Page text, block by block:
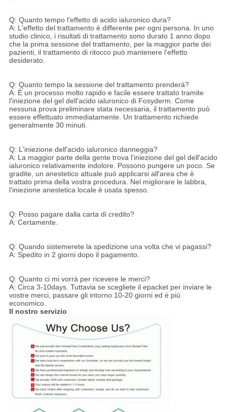
Q: Quanto tempo l'effetto di acido ialuronico dura?
A: L'effetto del trattamento è differente per ogni persona. In uno
studio clinico, i risultati di trattamento sono durato 1 anno dopo
che la prima sessione del trattamento, per la maggior parte dei
pazienti, il trattamento di ritocco può mantenere l'effetto
desiderato.
Q: Quanto tempo la sessione del trattamento prenderà?
A: È un processo molto rapido e facile essere trattato tramite
l'iniezione del gel dell'acido ialuronico di Fosyderm. Come
nessuna prova preliminare stata necessaria, il trattamento può
essere effettuato immediatamente. Un trattamento richiede
generalmente 30 minuti.
Q: L'iniezione dell'acido ialuronico danneggia?
A: La maggior parte della gente trova l'iniezione del gel dell'acido
ialuronico relativamente indolore. Possono pungere un poco. Se
gradite, un anestetico attuale può applicarsi all'area che è
trattato prima della vostra procedura. Nel migliorare le labbra,
l'iniezione anestetica locale è usata spesso.
Q: Posso pagare dalla carta di credito?
A: Certamente.
Q: Quando sistemerete la spedizione una volta che vi pagassi?
A: Spedito in 2 giorni dopo il pagamento.
Q: Quanto ci mi vorrà per ricevere le merci?
A: Circa 3-10days. Tuttavia se scegliete il epacket per inviare le
vostre merci, passare gli intorno 10-20 giorni ed è più
economico.
Il nostro servizio